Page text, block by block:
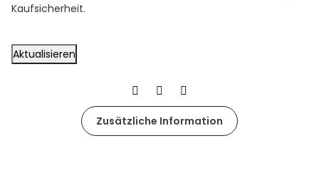
Kaufsicherheit.
Zusätzliche Information